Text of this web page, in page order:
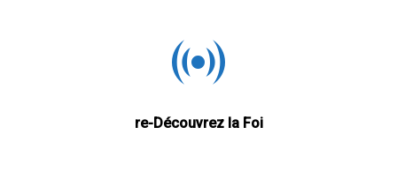
re-Découvrez la Foi